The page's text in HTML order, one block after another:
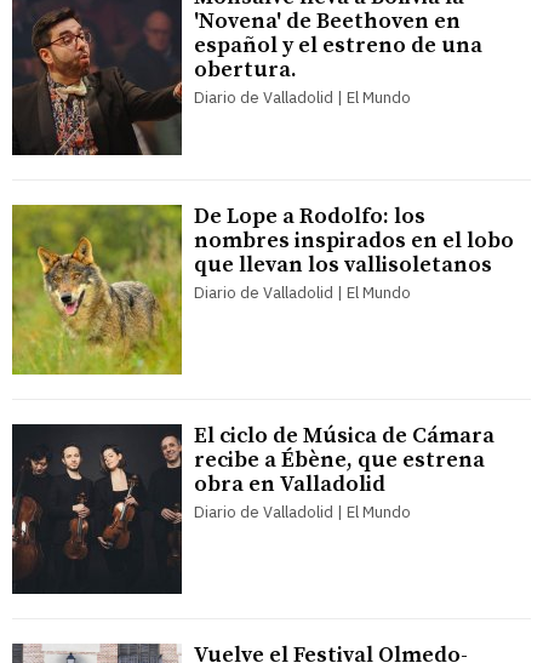
'Novena' de Beethoven en
español y el estreno de una
obertura.
Diario de Valladolid | El Mundo
De Lope a Rodolfo: los
nombres inspirados en el lobo
que llevan los vallisoletanos
Diario de Valladolid | El Mundo
El ciclo de Música de Cámara
recibe a Ébène, que estrena
obra en Valladolid
Diario de Valladolid | El Mundo
Vuelve el Festival Olmedo-